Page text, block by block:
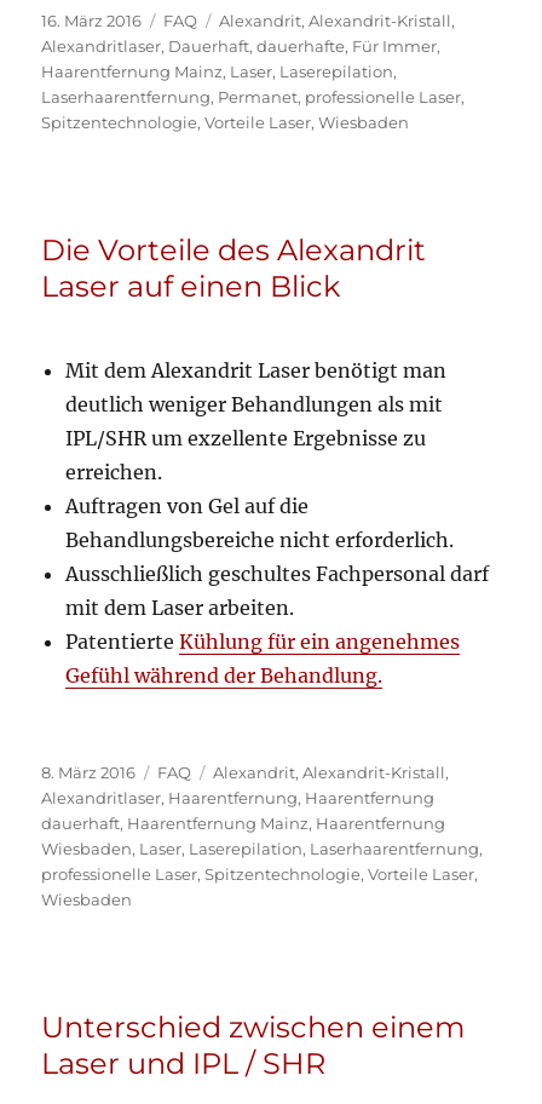
Veröffentlicht
am
16. März 2016 Kategorien
FAQ Schlagwörter
Alexandrit,Alexandrit-Kristall,
Alexandritlaser, Dauerhaft,dauerhafte, Für Immer,
Haarentfernung Mainz, Laser, Laserepilation,
Laserhaarentfernung, Permanet, professionelle Laser,
Spitzentechnologie,Vorteile Laser,Wiesbaden
Die Vorteile des Alexandrit
Laser auf einen Blick
Mit dem Alexandrit Laser benötigt man
deutlich weniger Behandlungen als mit
IPL/SHR um exzellente Ergebnisse zu
erreichen.
Auftragen von Gel auf die
Behandlungsbereiche nicht erforderlich.
Ausschließlich geschultes Fachpersonal darf
mit dem Laser arbeiten.
PatentierteKühlung für ein angenehmes
Gefühl während der Behandlung.
Veröffentlicht
am
8. März 2016 Kategorien
FAQ Schlagwörter
Alexandrit,Alexandrit-Kristall,
Alexandritlaser, Haarentfernung, Haarentfernung
dauerhaft, Haarentfernung Mainz, Haarentfernung
Wiesbaden, Laser, Laserepilation, Laserhaarentfernung,
professionelle Laser,Spitzentechnologie,Vorteile Laser,
Wiesbaden
Unterschied zwischen einem
Laser und IPL / SHR